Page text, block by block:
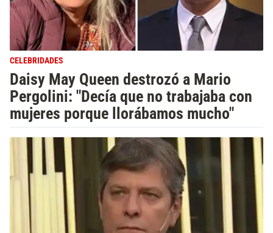
CELEBRIDADES
Daisy May Queen destrozó a Mario
Pergolini: "Decía que no trabajaba con
mujeres porque llorábamos mucho"